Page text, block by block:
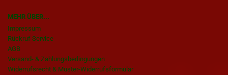
MEHR ÜBER...
Impressum
Rückruf Service
AGB
Versand- & Zahlungsbedingungen
Widerrufsrecht & Muster-Widerrufsformular